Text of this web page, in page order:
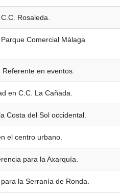
Rosaleda.
Comercial Málaga
en eventos.
en C.C. La Cañada.
Costa del Sol occidental.
el centro urbano.
para la Axarquía.
la Serranía de Ronda.